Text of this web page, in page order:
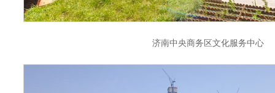
济南中央商务区文化服务中心